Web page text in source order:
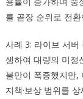
를 곧장 순위로 전
사례 3: 라이브 서버
생하여 대량의 미정
불만이 폭증했지만,
지책·보상 범위를